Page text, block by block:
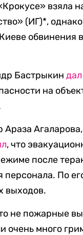
взяла
(ИГ)*,
обвинения
Бастрыкиндал
на
, что
после
По
выходов.
не пожарные
очень много